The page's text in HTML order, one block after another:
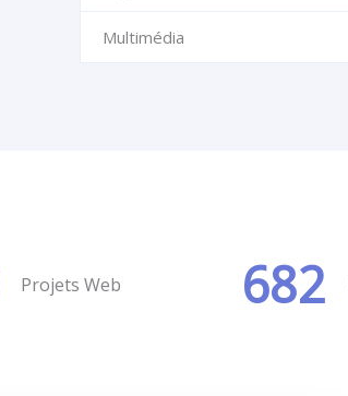
Multimédia
Projets Web 682